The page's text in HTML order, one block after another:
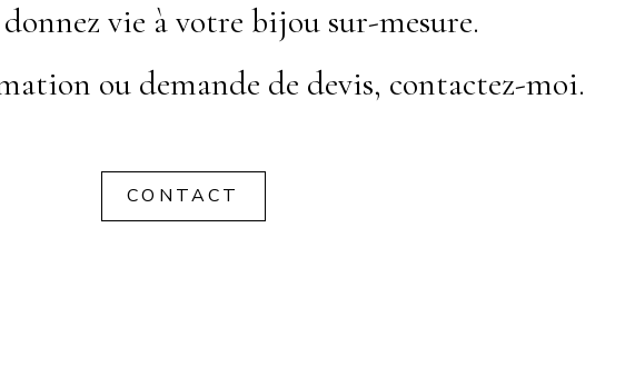
donnez vie à votre bijou sur-mesure.
ou demande de devis, contactez-moi.
CONTACT